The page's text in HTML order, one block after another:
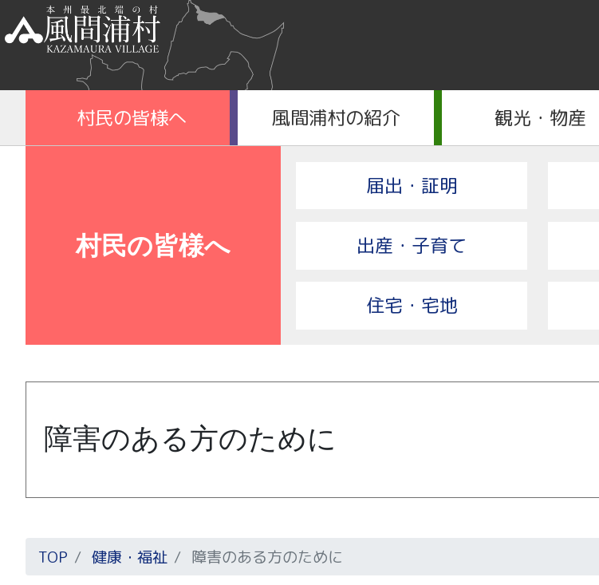
村民の皆様へ 風間浦村の紹介 観光・物産
村民の皆様へ
届出・証明
出産・子育て
住宅・宅地
障害のある方のために
TOP 健康・福祉 障害のある方のために